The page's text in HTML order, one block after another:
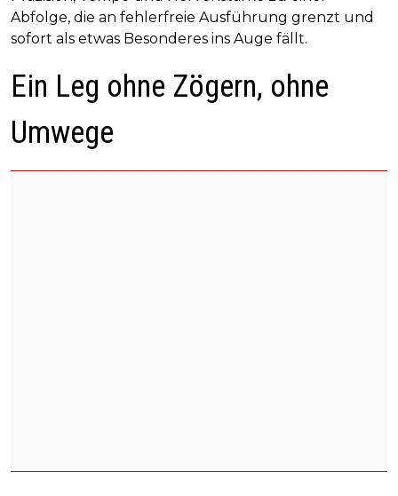
Abfolge, die an fehlerfreie Ausführung grenzt und
sofort als etwas Besonderes ins Auge fällt.
Ein Leg ohne Zögern, ohne
Umwege